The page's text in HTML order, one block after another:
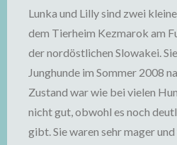
Lunka und Lilly sind zwei
dem Tierheim Kezmarok am
der nordöstlichen Slowakei.
Junghunde im Sommer 2008
Zustand war wie bei vielen
nicht gut, obwohl es noch
gibt. Sie waren sehr mager